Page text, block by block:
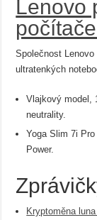
Lenovo
Společnost
ultratenkých
Vlajkový model,
neutrality.
Yoga Slim 7i
Power.
Kryptoměna